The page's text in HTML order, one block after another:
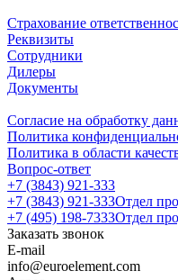
Страхование
Реквизиты
Сотрудники
Дилеры
Документы
Согласие на обработку
Политика
Политика в области
Вопрос-ответ
+7 (3843) 921-333
+7 (3843) 921-333Отдел
+7 (495) 198-7333Отдел
Заказать звонок
E-mail
info@euroelement.com